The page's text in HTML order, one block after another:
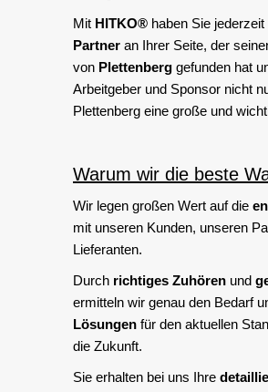
Mit HITKO® haben Sie jederzeit
Partner an Ihrer Seite, der
von Plettenberg gefunden hat
Arbeitgeber und Sponsor nicht
Plettenberg eine große und
Warum wir die beste
Wir legen großen Wert auf die
mit unseren Kunden, unseren
Lieferanten.
Durch richtiges Zuhören und
ermitteln wir genau den Bedarf
Lösungen für den aktuellen
die Zukunft.
Sie erhalten bei uns Ihre